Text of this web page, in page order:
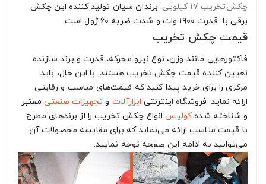
چکش‌تخریب 17 کیلویی:
برندان سیان تولید کننده این چکش
برقی با قدرت ۱۹۰۰ وات و شدت ضربه ۶۰ ژول است.
قیمت چکش تخریب
فاکتورهایی مانند وزن، نوع نیرو محرکه، قدرت و برند سازنده
تعیین کننده قیمت چکش تخریب هستند. با این حال، باید
مرکزی را برای خرید پیدا کنید که قیمت‌های مناسب و رقابتی
ارائه نماید. فروشگاه اینترنتی ابزارآلات و تجهیزات صنعتیمعتبر
و شناخته شدهکولیسانواع چکش تخریب را از برندهای مطرح
با قیمت مناسب ارائه می‌نماید که برای مقایسه محصولات آن
می‌توانید به ادامه این صفحه توجه نمایید.